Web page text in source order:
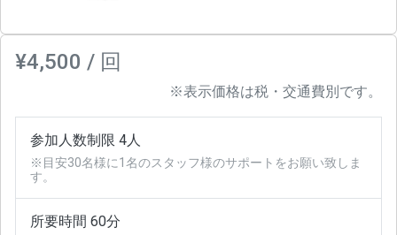
¥4,500 / 回
※表示価格は税・交通費別です。
参加人数制限 4人
※目安30名様に1名のスタッフ様のサポートをお願い致しま
す。
所要時間 60分